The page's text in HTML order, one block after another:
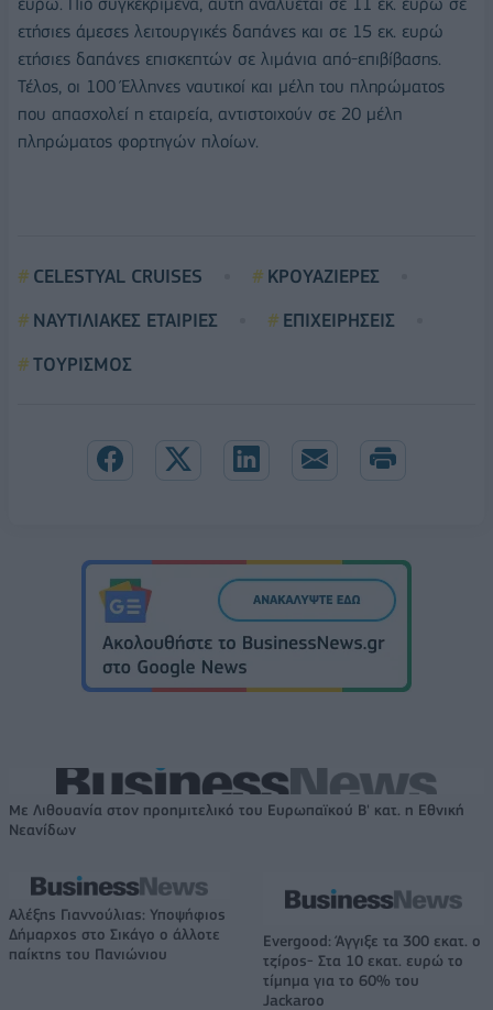
ετήσιες άμεσες λειτουργικές δαπάνες και σε 15 εκ. ευρώ
ετήσιες δαπάνες επισκεπτών σε λιμάνια από-επιβίβασης.
Τέλος, οι 100 Έλληνες ναυτικοί και μέλη του πληρώματος
που απασχολεί η εταιρεία, αντιστοιχούν σε 20 μέλη
πληρώματος φορτηγών πλοίων.
CELESTYAL CRUISES
ΚΡΟΥΑΖΙΕΡΕΣ
ΝΑΥΤΙΛΙΑΚΕΣ ΕΤΑΙΡΙΕΣ
ΕΠΙΧΕΙΡΗΣΕΙΣ
ΤΟΥΡΙΣΜΟΣ
Με Λιθουανία στον προημιτελικό του Ευρωπαϊκού Β' κατ. η Εθνική
Νεανίδων
Αλέξης Γιαννούλιας: Υποψήφιος
Δήμαρχος στο Σικάγο ο άλλοτε
παίκτης του Πανιώνιου
Evergood: Άγγιξε τα 300 εκατ. ο
τζίρος- Στα 10 εκατ. ευρώ το
τίμημα για το 60% του
Jackaroo